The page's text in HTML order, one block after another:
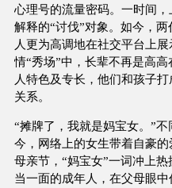
心理号的流量密码。一时间
解释的“讨伐”对象。如今，
人更为高调地在社交平台上
情“秀场”中，长辈不再是高
人特色及专长，他们和孩子
关系。
“摊牌了，我就是妈宝女。”
今，网络上的女生带着自豪
母亲节，“妈宝女”一词冲上
当一面的成年人，在父母眼